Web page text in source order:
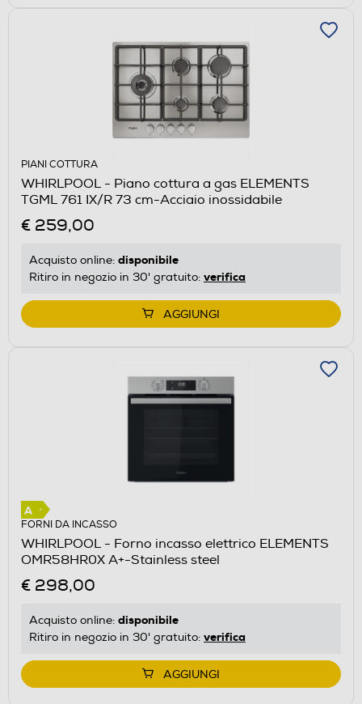
PIANI COTTURA
WHIRLPOOL - Piano cottura a gas ELEMENTS
TGML 761 IX/R 73 cm-Acciaio inossidabile
€ 259,00
Acquisto online: disponibile
Ritiro in negozio in 30' gratuito: verifica
AGGIUNGI
FORNI DA INCASSO
WHIRLPOOL - Forno incasso elettrico ELEMENTS
OMR58HR0X A+-Stainless steel
€ 298,00
Acquisto online: disponibile
Ritiro in negozio in 30' gratuito: verifica
AGGIUNGI